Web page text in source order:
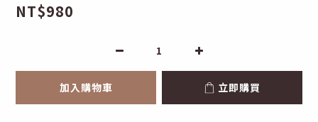
NT$980
加入購物車 立即購買